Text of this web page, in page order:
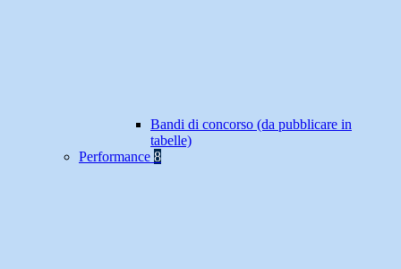
Bandi di concorso (da pubblicare in
tabelle)
Performance 8